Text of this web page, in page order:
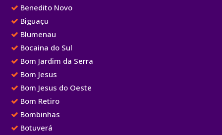
Benedito Novo
Biguaçu
Blumenau
Bocaina do Sul
Bom Jardim da Serra
Bom Jesus
Bom Jesus do Oeste
Bom Retiro
Bombinhas
Botuverá